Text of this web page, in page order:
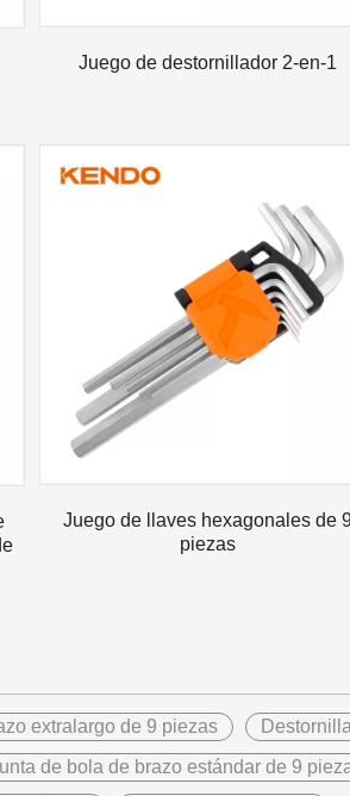
viejos amigos y hacer nuevos
Juego de destornillador 2-en-1
Juego de llaves hexagonales de
piezas
extralargo de 9 piezas
de bola de brazo estándar de 9